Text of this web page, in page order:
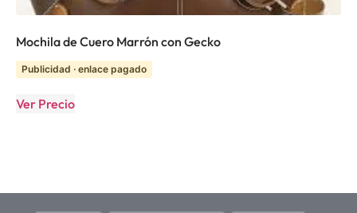
Mochila de Cuero Marrón con Gecko
Publicidad · enlace pagado
Ver Precio